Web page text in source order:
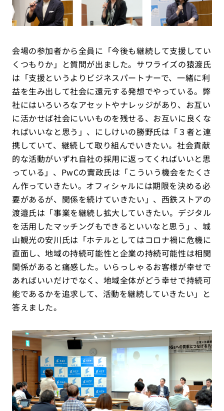
会場の参加者から全員に「今後も継続して支援してい
くつもりか」と質問が出ました。サワライズの猿渡氏
は「支援というよりビジネスパートナーで、一緒に利
益を生み出して社会に還元する発想でやっている。弊
社にはいろいろなアセットやナレッジがあり、お互い
に活かせば社会にいいものを残せる、お互いに良くな
ればいいなと思う」、にしけいの勝野氏は「３者と連
携していて、継続して取り組んでいきたい。社会貢献
的な活動がいずれ自社の採用に返ってくればいいと思
っている」、PwCの實政氏は「こういう機会をたくさ
ん作っていきたい。オフィシャルには期限を決める必
要があるが、関係を続けていきたい」、西鉄ストアの
渡邉氏は「事業を継続し拡大していきたい。デジタル
を活用したマッチングもできるといいなと思う」、城
山観光の安川氏は「ホテルとしてはコロナ禍に危機に
直面し、地域の持続可能性と企業の持続可能性は相関
関係があると痛感した。いらっしゃるお客様が幸せで
あればいいだけでなく、地域全体がどう幸せで持続可
能であるかを追求して、活動を継続していきたい」と
答えました。